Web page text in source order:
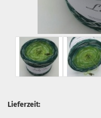
Lieferzeit: